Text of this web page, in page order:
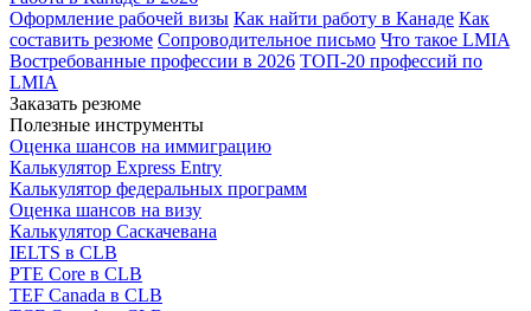
Оформление рабочей визы Как найти работу в Канаде Как
составить резюме Сопроводительное письмо Что такое LMIA
Востребованные профессии в 2026 ТОП-20 профессий по
LMIA
Заказать резюме
Полезные инструменты
Оценка шансов на иммиграцию
Калькулятор Express Entry
Калькулятор федеральных программ
Оценка шансов на визу
Калькулятор Саскачевана
IELTS в CLB
PTE Core в CLB
TEF Canada в CLB